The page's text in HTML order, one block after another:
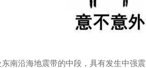
南沿海地震带的中段，具有发生中强